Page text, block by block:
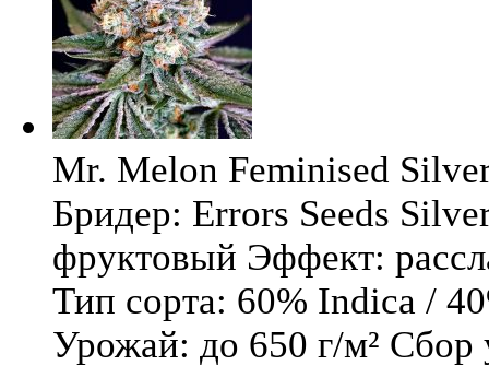
Mr. Melon Feminised
Бридер: Errors Seeds
фруктовый Эффект:
Тип сорта: 60% Indica /
Урожай: до 650 г/м² Сбор